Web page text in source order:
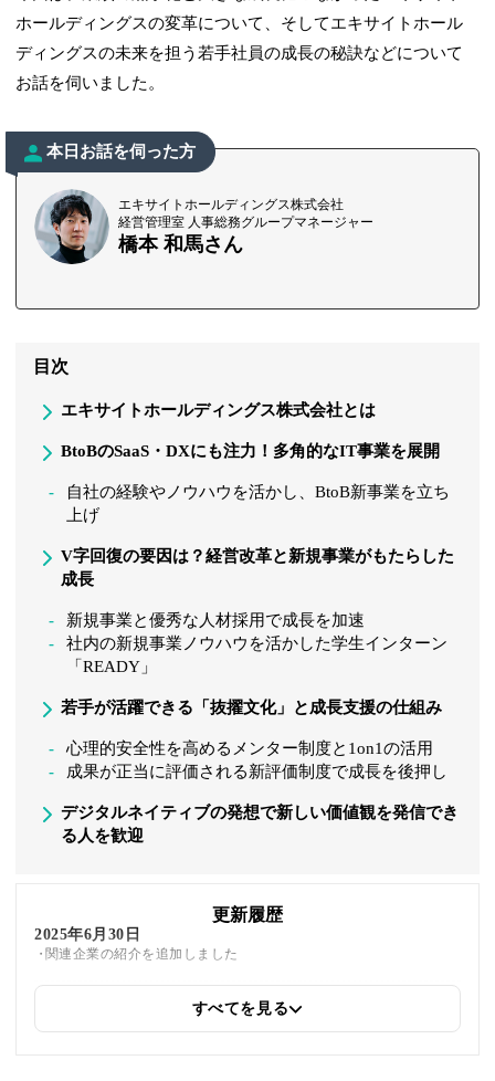
ホールディングスの変革について、そしてエキサイトホール
ディングスの未来を担う若手社員の成長の秘訣などについて
お話を伺いました。
本日お話を伺った方
エキサイトホールディングス株式会社
経営管理室 人事総務グループマネージャー
橋本 和馬さん
目次
エキサイトホールディングス株式会社とは
BtoBのSaaS・DXにも注力！多角的なIT事業を展開
自社の経験やノウハウを活かし、BtoB新事業を立ち
上げ
V字回復の要因は？経営改革と新規事業がもたらした
成長
新規事業と優秀な人材採用で成長を加速
社内の新規事業ノウハウを活かした学生インターン
「READY」
若手が活躍できる「抜擢文化」と成長支援の仕組み
心理的安全性を高めるメンター制度と1on1の活用
成果が正当に評価される新評価制度で成長を後押し
デジタルネイティブの発想で新しい価値観を発信でき
る人を歓迎
更新履歴
2025年6月30日
関連企業の紹介を追加しました
筆者情報を更新しました
すべてを見る